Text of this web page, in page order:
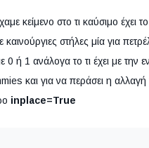
κείμενο στο τι καύσιμο έχει
καινούργιες στήλες μία για
0 ή 1 ανάλογα το τι έχει με την
και για να περάσει η αλλαγή
inplace=True